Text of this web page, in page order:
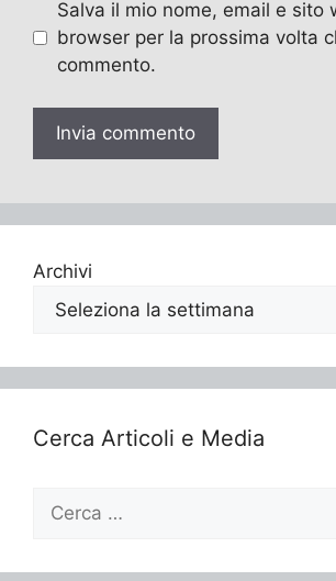
Salva il mio nome, email e sito
browser per la prossima volta
commento.
Archivi
Cerca Articoli e Media
per: